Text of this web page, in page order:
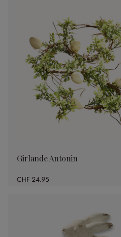
Girlande Antonin
CHF 24.95